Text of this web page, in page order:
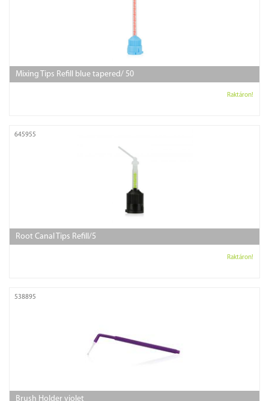
Mixing Tips Refill blue tapered/ 50
Raktáron!
645955
Root Canal Tips Refill/5
Raktáron!
538895
Brush Holder violet